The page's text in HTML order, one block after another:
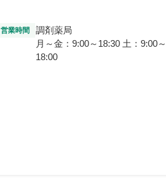
営業時間
調剤薬局
月～金：9:00～18:30 土：9:00～
18:00